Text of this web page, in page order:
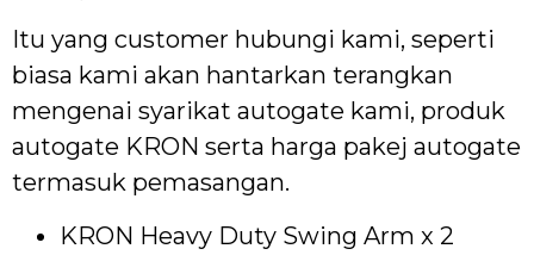
Itu yang customer hubungi kami, seperti
biasa kami akan hantarkan terangkan
mengenai syarikat autogate kami, produk
autogate KRON serta harga pakej autogate
termasuk pemasangan.
KRON Heavy Duty Swing Arm x 2